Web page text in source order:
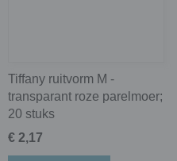
Tiffany ruitvorm M -
transparant roze parelmoer;
20 stuks
€ 2,17